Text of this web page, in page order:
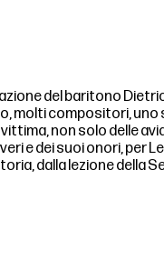
del baritono
compositori, uno
non solo delle
e dei suoi onori, per
dalla lezione della